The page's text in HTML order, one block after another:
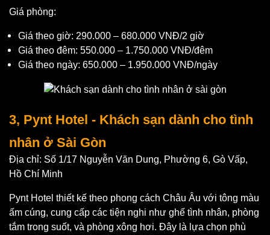
Giá phòng:
Giá theo giờ: 290.000 – 680.000 VNĐ/2 giờ
Giá theo đêm: 550.000 – 1.750.000 VNĐ/đêm
Giá theo ngày: 650.000 – 1.950.000 VNĐ/ngày
3, Pynt Hotel - Khách sạn dành cho tình
nhân ở Sài Gòn
Địa chỉ: Số 1/17 Nguyễn Văn Dung, Phường 6, Gò Vấp,
Hồ Chí Minh
Pynt Hotel thiết kế theo phong cách Châu Âu với tông màu
ấm cúng, cung cấp các tiện nghi như ghế tình nhân, phòng
tắm trong suốt, và phòng xông hơi. Đây là lựa chọn phù